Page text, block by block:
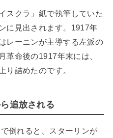
スクラ」紙で執筆していた
に見出されます。1917年
レーニンが主導する左派の
革命後の1917年末には、
り詰めたのです。
追放される
倒れると、スターリンが